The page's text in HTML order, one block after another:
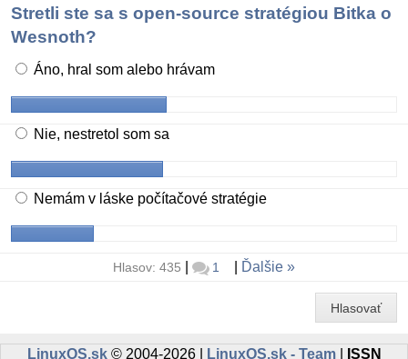
Stretli ste sa s open-source stratégiou Bitka o
Wesnoth?
Áno, hral som alebo hrávam
Nie, nestretol som sa
Nemám v láske počítačové stratégie
Hlasov: 435 1 Ďalšie
Hlasovať
LinuxOS.sk© 2004-2026 | LinuxOS.sk - Team| ISSN